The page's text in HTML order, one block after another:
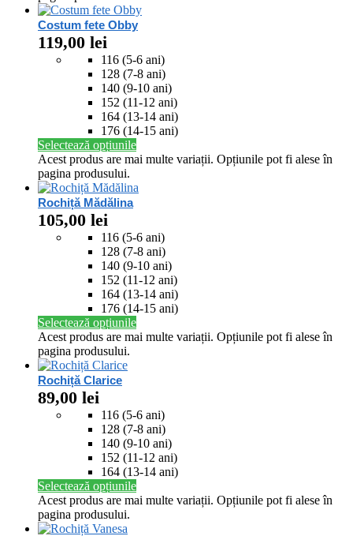
Costum fete Obby
119,00 lei
116 (5-6 ani)
128 (7-8 ani)
140 (9-10 ani)
152 (11-12 ani)
164 (13-14 ani)
176 (14-15 ani)
Selectează opțiunile
Acest produs are mai multe variații. Opțiunile pot fi alese în
pagina produsului.
Rochiță Mădălina
105,00 lei
116 (5-6 ani)
128 (7-8 ani)
140 (9-10 ani)
152 (11-12 ani)
164 (13-14 ani)
176 (14-15 ani)
Selectează opțiunile
Acest produs are mai multe variații. Opțiunile pot fi alese în
pagina produsului.
Rochiță Clarice
89,00 lei
116 (5-6 ani)
128 (7-8 ani)
140 (9-10 ani)
152 (11-12 ani)
164 (13-14 ani)
Selectează opțiunile
Acest produs are mai multe variații. Opțiunile pot fi alese în
pagina produsului.